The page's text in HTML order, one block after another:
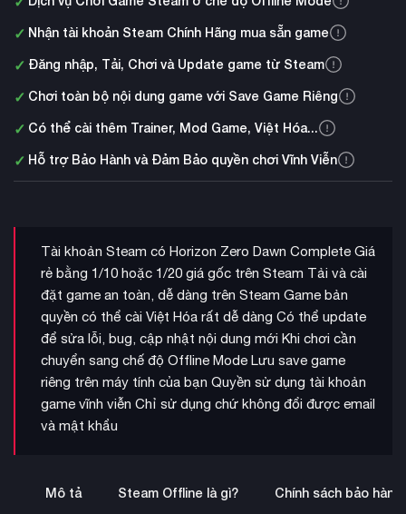
✓ Nhận tài khoản Steam Chính Hãng mua sẵn game
✓ Đăng nhập, Tải, Chơi và Update game từ Steam
✓ Chơi toàn bộ nội dung game với Save Game Riêng
✓ Có thể cài thêm Trainer, Mod Game, Việt Hóa...
✓ Hỗ trợ Bảo Hành và Đảm Bảo quyền chơi Vĩnh Viễn
Tài khoản Steam có Horizon Zero Dawn Complete Giá
rẻ bằng 1/10 hoặc 1/20 giá gốc trên Steam Tải và cài
đặt game an toàn, dễ dàng trên Steam Game bản
quyền có thể cài Việt Hóa rất dễ dàng Có thể update
để sửa lỗi, bug, cập nhật nội dung mới Khi chơi cần
chuyển sang chế độ Offline Mode Lưu save game
riêng trên máy tính của bạn Quyền sử dụng tài khoản
game vĩnh viễn Chỉ sử dụng chứ không đổi được email
và mật khẩu
Mô tả Steam Offline là gì? Chính sách bảo hành